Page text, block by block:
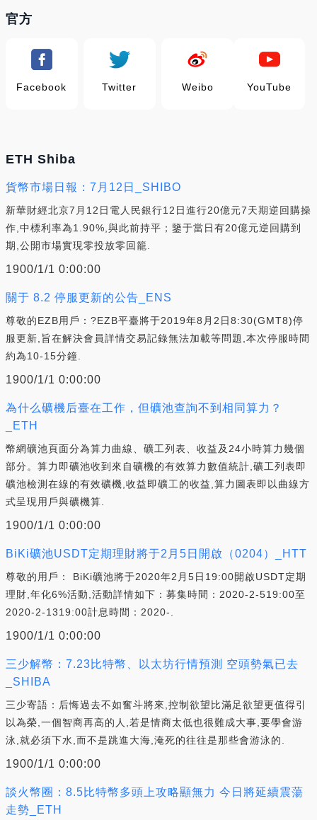
官方
Facebook Twitter Weibo YouTube
ETH Shiba
貨幣市場日報：7月12日_SHIBO
新華財經北京7月12日電人民銀行12日進行20億元7天期逆回購操
作,中標利率為1.90%,與此前持平；鑒于當日有20億元逆回購到
期,公開市場實現零投放零回籠.
1900/1/1 0:00:00
關于 8.2 停服更新的公告_ENS
尊敬的EZB用戶：?EZB平臺將于2019年8月2日8:30(GMT8)停
服更新,旨在解決會員詳情交易記錄無法加載等問題,本次停服時間
約為10-15分鐘.
1900/1/1 0:00:00
為什么礦機后臺在工作，但礦池查詢不到相同算力？
_ETH
幣網礦池頁面分為算力曲線、礦工列表、收益及24小時算力幾個
部分。算力即礦池收到來自礦機的有效算力數值統計,礦工列表即
礦池檢測在線的有效礦機,收益即礦工的收益,算力圖表即以曲線方
式呈現用戶與礦機算.
1900/1/1 0:00:00
BiKi礦池USDT定期理財將于2月5日開啟（0204）_HTT
尊敬的用戶： BiKi礦池將于2020年2月5日19:00開啟USDT定期
理財,年化6%活動,活動詳情如下：募集時間：2020-2-519:00至
2020-2-1319:00計息時間：2020-.
1900/1/1 0:00:00
三少解幣：7.23比特幣、以太坊行情預測 空頭勢氣已去
_SHIBA
三少寄語：后悔過去不如奮斗將來,控制欲望比滿足欲望更值得引
以為榮,一個智商再高的人,若是情商太低也很難成大事,要學會游
泳,就必須下水,而不是跳進大海,淹死的往往是那些會游泳的.
1900/1/1 0:00:00
談火幣圈：8.5比特幣多頭上攻略顯無力 今日將延續震蕩
走勢_ETH